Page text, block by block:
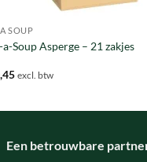
SOUP
Soup Asperge – 21 zakjes
excl. btw
Een betrouwbare